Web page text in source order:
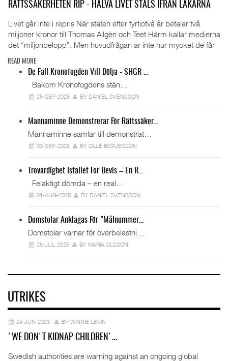
RÄTTSSÄKERHETEN RIP - HALVA LIVET STALS IFRÅN LÄKARNA
Livet går inte i repris När staten efter fyrtiotvå år betalar två
miljoner kronor till Thomas Allgén och Teet Härm kallar medierna
det “miljonbelopp”. Men huvudfrågan är inte hur mycket de får
READ MORE
De Fall Kronofogden Vill Dölja - SHGR …
Bakom Kronofogdens stän…
25-SEP-2025 BY DANIEL SVENSSON
Mannaminne Demonstrerar För Rättssäker…
Mannaminne samlar till demonstrat…
03-SEP-2025 BY OLLE BÖRJESSON
Trovärdighet Istället För Bevis – En R…
Felaktigt dömda – en real…
01-AUG-2025 BY DANIEL SVENSSON
Domstolar Anklagas För "målnummer…
Domstolar varnar för överbelastni…
28-JUL-2025 BY MARIA OLSSON
UTRIKES
24-JUN-2023 BY WINNIE LEVIN
'WE DON'T KIDNAP CHILDREN'…
Swedish authorities are warning against an ongoing global